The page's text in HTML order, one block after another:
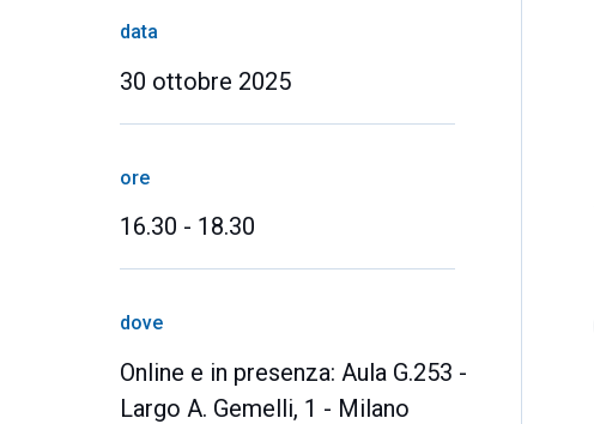
data
30 ottobre 2025
ore
16.30 - 18.30
dove
Online e in presenza: Aula G.253 -
Largo A. Gemelli, 1 - Milano